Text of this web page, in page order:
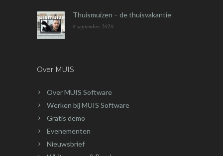
Thuismuizen – de thuisvakantie
8 september 2020
Over MUIS
Over MUIS Software
Werken bij MUIS Software
Gratis demo
Evenementen
Nieuwsbrief